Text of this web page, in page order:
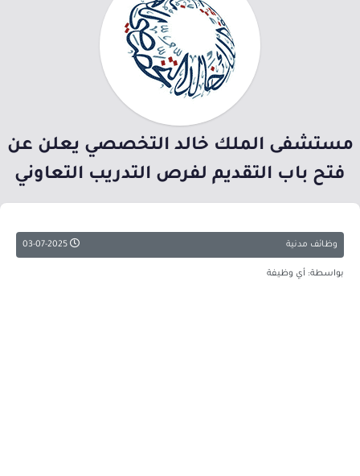
مستشفى الملك خالد التخصصي يعلن عن
فتح باب التقديم لفرص التدريب التعاوني
وظائف مدنية
بواسطة: أي وظيفة